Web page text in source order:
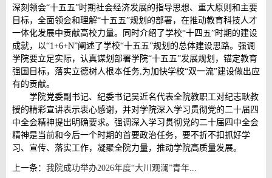
深刻领会“十五五”时期社会经济发展的指导思想、重大原则和主要
目标，全面领会和理解“十五五”规划的部署，在推动教育科技人才
一体化发展中贡献高校力量。同时介绍了学校“十四五”时期的建设
成就，以“1+6+N”阐述了学校“十五五”规划的总体建设思路。强调
学院要立足实际，认真谋划部署学院“十五五”发展规划，锚定教育
强国目标，落实立德树人根本任务,为加快学校“双一流”建设做出应
有的贡献。
学院党委副书记、纪委书记吴近名代表全院教职工对纪志耿教
授的精彩宣讲表示衷心感谢，并对学院深入学习贯彻党的二十届四
中全会精神提出明确要求。强调深入学习贯彻党的二十届四中全会
精神是当前和今后一个时期的首要政治任务，要不折不扣抓好学
习、宣传、落实工作，凝聚全院力量，推动学院高质量发展。
上一条： 我院成功举办2026年度“大川观澜”青年...